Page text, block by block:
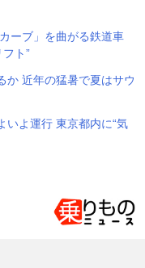
ーブ」を曲がる鉄道車
ト”
か 近年の猛暑で夏はサウ
いよ運行 東京都内に“気